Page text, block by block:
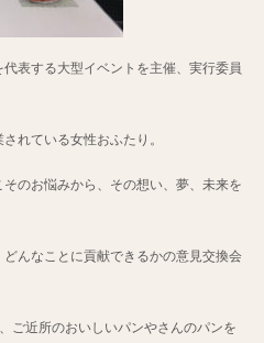
表する大型イベントを主催、実行委員
れている女性おふたり。
のお悩みから、その想い、夢、未来を
んなことに貢献できるかの意見交換会
ご近所のおいしいパンやさんのパンを